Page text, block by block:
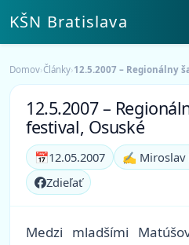
KŠN Bratislava
Domov›Články›12.5.2007 – Regionálny
12.5.2007 –
festival, Osuské
📅12.05.2007 ✍️ Miroslav
Zdieľať
Medzi mladšími